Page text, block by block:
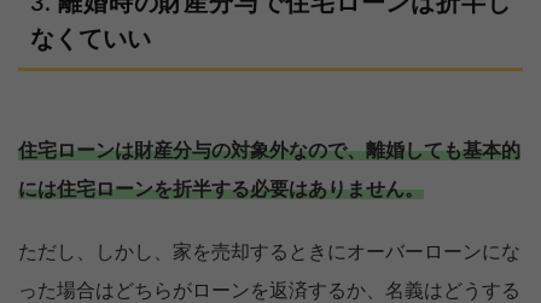
なくていい
住宅ローンは財産分与の対象外なので、離婚しても基本的
には住宅ローンを折半する必要はありません。
ただし、しかし、家を売却するときにオーバーローンにな
った場合はどちらがローンを返済するか、名義はどうする